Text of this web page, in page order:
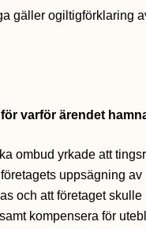
gäller ogiltigförklaring
varför ärendet
ombud yrkade att
uppsägning
och att företaget skulle
kompensera för